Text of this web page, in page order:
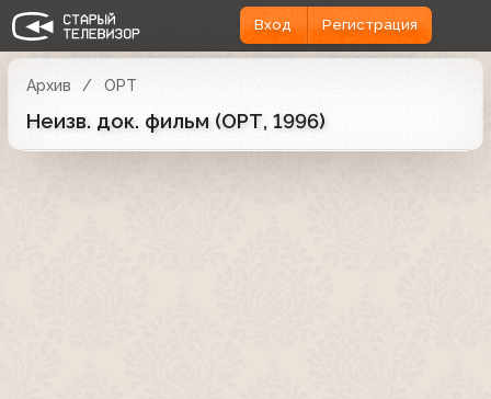
Вход Регистрация
Архив ОРТ
Неизв. док. фильм (ОРТ, 1996)